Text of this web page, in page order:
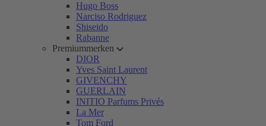
Hugo Boss
Narciso Rodriguez
Shiseido
Rabanne
Premiummerken
DIOR
Yves Saint Laurent
GIVENCHY
GUERLAIN
INITIO Parfums Privés
La Mer
Tom Ford